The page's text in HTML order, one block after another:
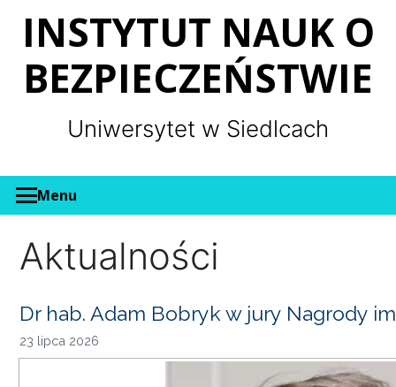
INSTYTUT NAUK O
BEZPIECZEŃSTWIE
Uniwersytet w Siedlcach
Menu
Aktualności
Dr hab. Adam Bobryk w jury Nagrody
23 lipca 2026